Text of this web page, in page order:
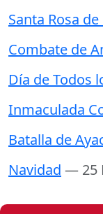
Santa Rosa
Combate de
Día de Todos
Inmaculada
Batalla de
Navidad — 25